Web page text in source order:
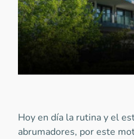
Hoy en día la rutina y el
abrumadores, por este